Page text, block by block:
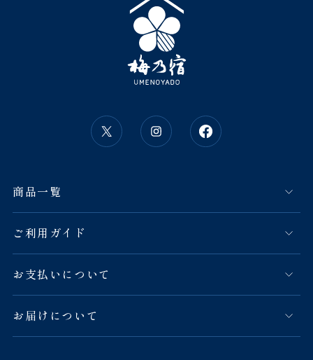
商品一覧
ご利用ガイド
お支払いについて
お届けについて